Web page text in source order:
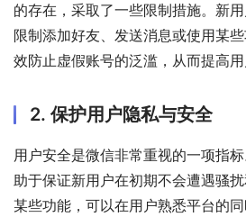
的存在，采取了一些限制措施。新
限制添加好友、发送消息或使用某
效防止虚假账号的泛滥，从而提高用
2. 保护用户隐私与安全
用户安全是微信非常重视的一项指
助于保证新用户在初期不会遭遇骚
某些功能，可以在用户熟悉平台的